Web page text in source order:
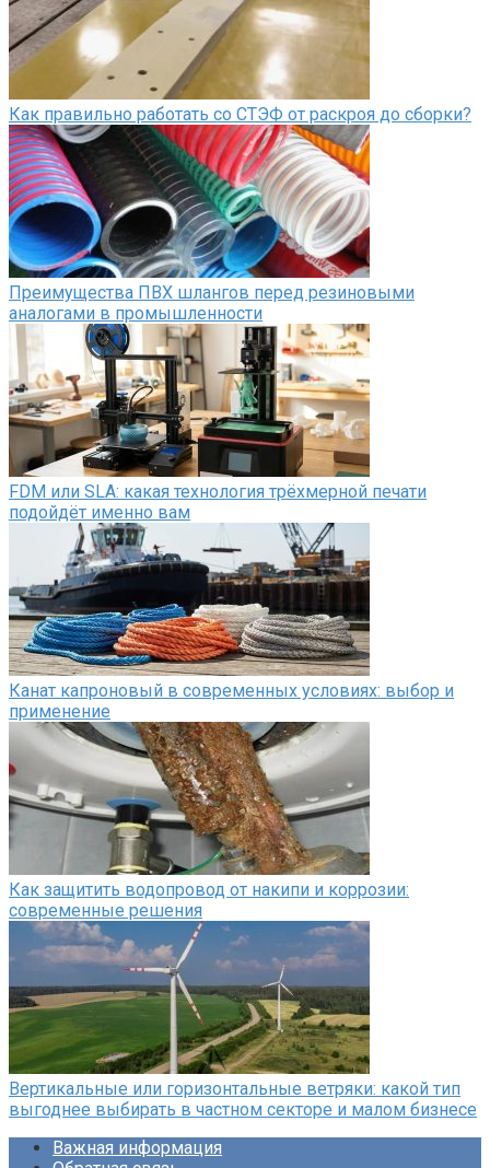
Как правильно работать со СТЭФ от раскроя до сборки?
Преимущества ПВХ шлангов перед резиновыми
аналогами в промышленности
FDM или SLA: какая технология трёхмерной печати
подойдёт именно вам
Канат капроновый в современных условиях: выбор и
применение
Как защитить водопровод от накипи и коррозии:
современные решения
Вертикальные или горизонтальные ветряки: какой тип
выгоднее выбирать в частном секторе и малом бизнесе
Важная информация